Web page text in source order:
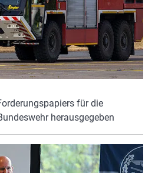
für die
herausgegeben